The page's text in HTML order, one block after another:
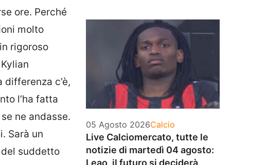
ore. Perché
molto
rigoroso
c’è,
l’ha fatta
ne andasse.
Sarà un
suddetto
05 Agosto 2026Categorie
Calcio
Live Calciomercato, tutte le
notizie di martedì 04 agosto:
Leao, il futuro si deciderà